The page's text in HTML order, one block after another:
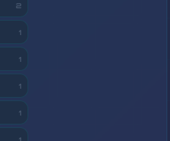
2
1
1
1
1
1